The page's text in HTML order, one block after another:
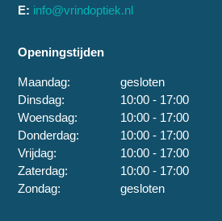
E: info@vrindoptiek.nl
Openingstijden
Maandag:
gesloten
Dinsdag:
10:00 - 17:00
Woensdag:
10:00 - 17:00
Donderdag:
10:00 - 17:00
Vrijdag:
10:00 - 17:00
Zaterdag:
10:00 - 17:00
Zondag:
gesloten